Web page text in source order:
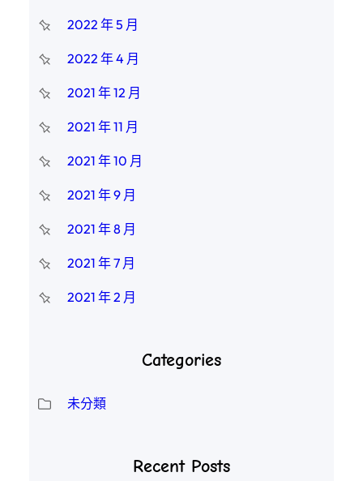
2022 年 5 月
2022 年 4 月
2021 年 12 月
2021 年 11 月
2021 年 10 月
2021 年 9 月
2021 年 8 月
2021 年 7 月
2021 年 2 月
Categories
未分類
Recent Posts